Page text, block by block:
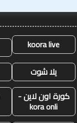
koora live
يلا شوت
كورة اون لاين -
kora onli